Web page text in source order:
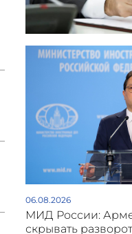
06.08.2026
МИД России:
скрывать